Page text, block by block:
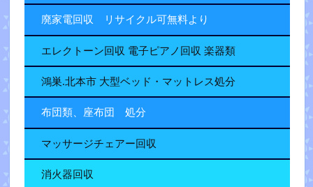
廃家電回収 リサイクル可無料より
エレクトーン回収 電子ピアノ回収 楽器類
鴻巣.北本市 大型ベッド・マットレス処分
布団類、座布団 処分
マッサージチェアー回収
消火器回収